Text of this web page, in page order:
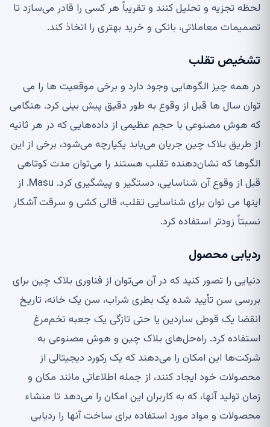
لحظه تجزیه و تحلیل کنند و تقریباً هر کسی را قادر می‌سازد تا
تصمیمات معاملاتی، بانکی و خرید بهتری را اتخاذ کند.
تشخیص تقلب
در همه چیز الگوهایی وجود دارد و برخی موقعیت ها را می
توان سال ها قبل از وقوع به طور دقیق پیش بینی کرد. هنگامی
که هوش مصنوعی با حجم عظیمی از داده‌هایی که در هر ثانیه
از طریق بلاک چین جریان می‌یابد یکپارچه می‌شود، برخی از این
الگوها که نشان‌دهنده تقلب هستند را می‌توان مدت کوتاهی
قبل از وقوع آن شناسایی، دستگیر و پیشگیری کرد. Masu. از
اینها می توان برای شناسایی تقلب، قالی کشی و سرقت آشکار
نسبتاً زودتر استفاده کرد.
ردیابی محصول
دنیایی را تصور کنید که در آن می‌توان از فناوری بلاک چین برای
بررسی سن تأیید شده یک بطری شراب، سن یک خانه، تاریخ
انقضا یک قوطی ساردین یا حتی تازگی یک جعبه تخم‌مرغ
استفاده کرد. راه‌حل‌های بلاک چین و هوش مصنوعی به
شرکت‌ها این امکان را می‌دهند که یک رکورد دیجیتالی از
محصولات خود ایجاد کنند، از جمله اطلاعاتی مانند مکان و
زمان تولید آنها، که به کاربران این امکان را می‌دهد تا منشاء
محصولات و مواد مورد استفاده برای ساخت آنها را ردیابی